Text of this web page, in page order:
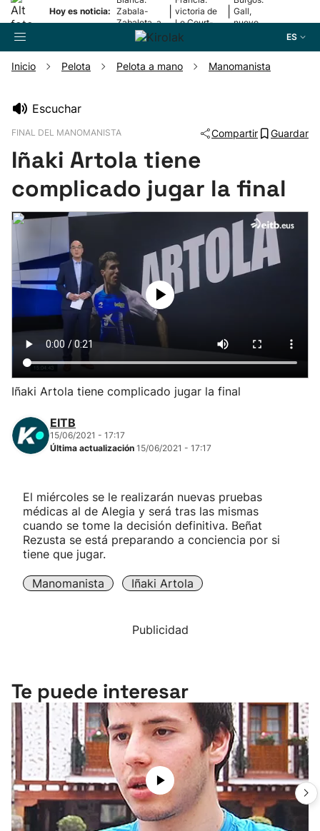
Hoy es noticia: Zabala-
Zabaleta, a
la final
victoria de
Le Court-
Pienaar
Gall,
nuevo
ES
Pelota
Remo
Baloncesto
Herri-kirolak
Balonmano
Kirolak 360
Carreras de montaña
Más deportes
"Helmuga"
Inicio Pelota Pelota a mano Manomanista
Escuchar
FINAL DEL MANOMANISTA Compartir Guardar
Iñaki Artola tiene
complicado jugar la final
Iñaki Artola tiene complicado jugar la final
EITB
15/06/2021 - 17:17
Última actualización 15/06/2021 - 17:17
El miércoles se le realizarán nuevas pruebas
médicas al de Alegia y será tras las mismas
cuando se tome la decisión definitiva. Beñat
Rezusta se está preparando a conciencia por si
tiene que jugar.
Manomanista Iñaki Artola
Publicidad
Te puede interesar